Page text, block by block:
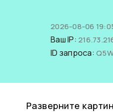
2026-08-06
Ваш IP:
ID запроса:
Разверните